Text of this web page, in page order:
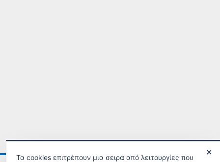
✕
Τα cookies επιτρέπουν μια σειρά από λειτουργίες που